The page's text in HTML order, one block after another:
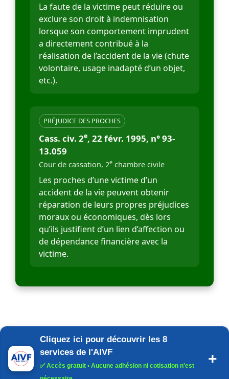
La faute de la victime peut réduire ou
exclure son droit à indemnisation
lorsque son comportement imprudent
a directement contribué à la
réalisation de l’accident de la vie (chute
volontaire, usage inadapté d’un objet,
etc.).
PRÉJUDICE DES PROCHES
Cass. civ. 2e, 22 févr. 1995, n° 93-
13.059
Cour de cassation, 2e chambre civile
Les proches d’une victime d’un
accident de la vie peuvent obtenir
réparation de leurs propres préjudices
moraux ou économiques, dès lors
qu’ils justifient d’un lien d’affection ou
de dépendance financière avec la
victime.
Cliquez ici pour découvrir les 8
services de l'AIVF
✅Accès gratuit • Aucune adhésion ni cotisation n'est